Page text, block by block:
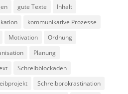
gute Texte
Inhalt
kommunikative Prozesse
Motivation
Ordnung
Planung
Schreibblockaden
Schreibprokrastination